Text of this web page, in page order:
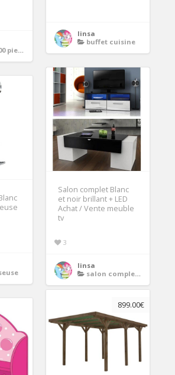
linsa
buffet cuisine
Salon complet Blanc
et noir brillant + LED
Achat / Vente meuble
tv
3
linsa
salon complet meuble tv
899.00€